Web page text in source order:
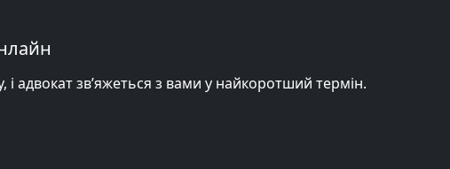
і адвокат зв’яжеться з вами у найкоротший термін.